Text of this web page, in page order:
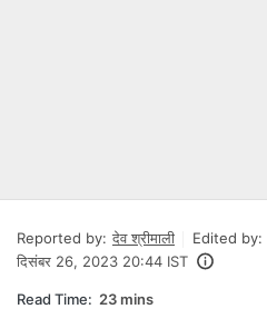
Reported by: देव श्रीमाली Edited by:
दिसंबर 26, 2023 20:44 IST
Read Time: 23 mins